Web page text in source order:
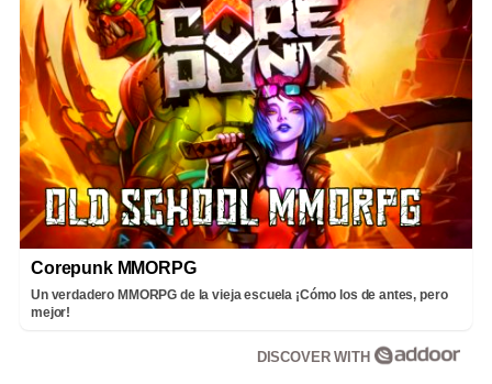
Corepunk MMORPG
Un verdadero MMORPG de la vieja escuela ¡Cómo los de antes, pero
mejor!
DISCOVER WITH